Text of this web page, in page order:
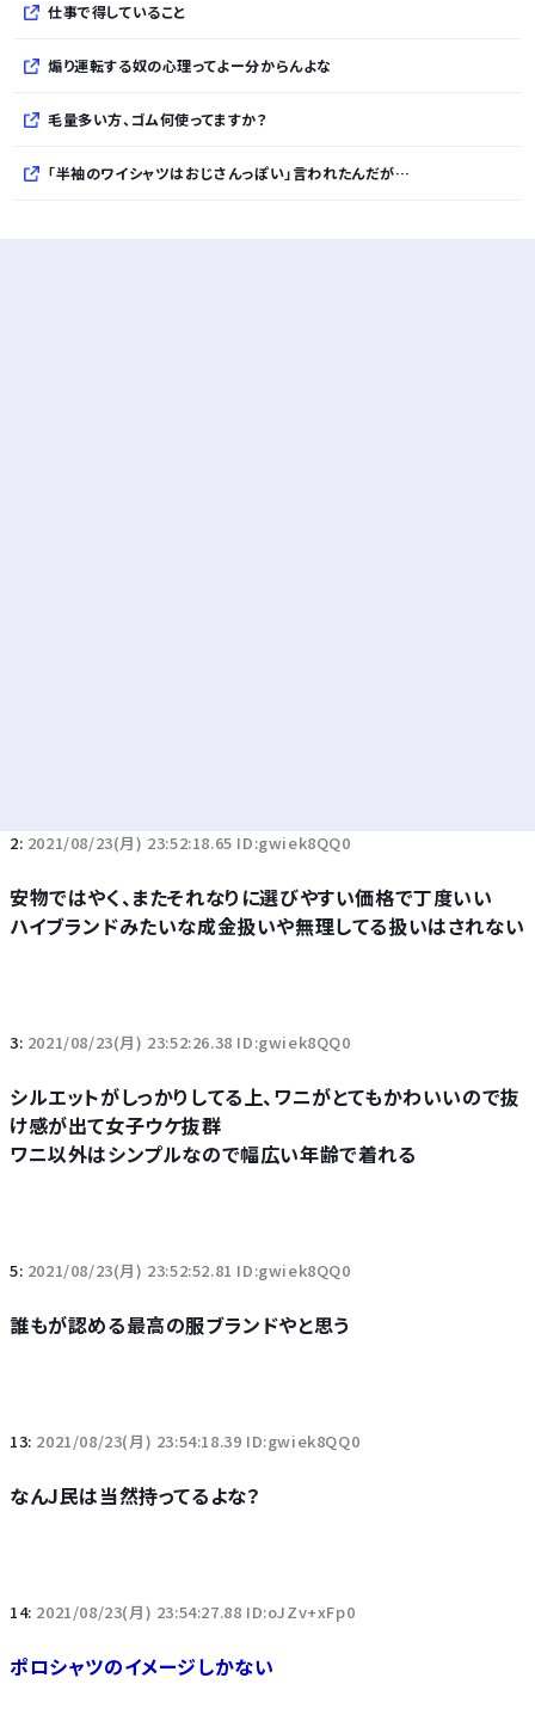
仕事で得していること
煽り運転する奴の心理ってよー分からんよな
毛量多い方、ゴム何使ってますか？
「半袖のワイシャツはおじさんっぽい」言われたんだが…
2: 2021/08/23(月) 23:52:18.65 ID:gwiek8QQ0
安物ではやく、またそれなりに選びやすい価格で丁度いい
ハイブランドみたいな成金扱いや無理してる扱いはされない
3: 2021/08/23(月) 23:52:26.38 ID:gwiek8QQ0
シルエットがしっかりしてる上、ワニがとてもかわいいので抜
け感が出て女子ウケ抜群
ワニ以外はシンプルなので幅広い年齢で着れる
5: 2021/08/23(月) 23:52:52.81 ID:gwiek8QQ0
誰もが認める最高の服ブランドやと思う
13: 2021/08/23(月) 23:54:18.39 ID:gwiek8QQ0
なんJ民は当然持ってるよな？
14: 2021/08/23(月) 23:54:27.88 ID:oJZv+xFp0
ポロシャツのイメージしかない